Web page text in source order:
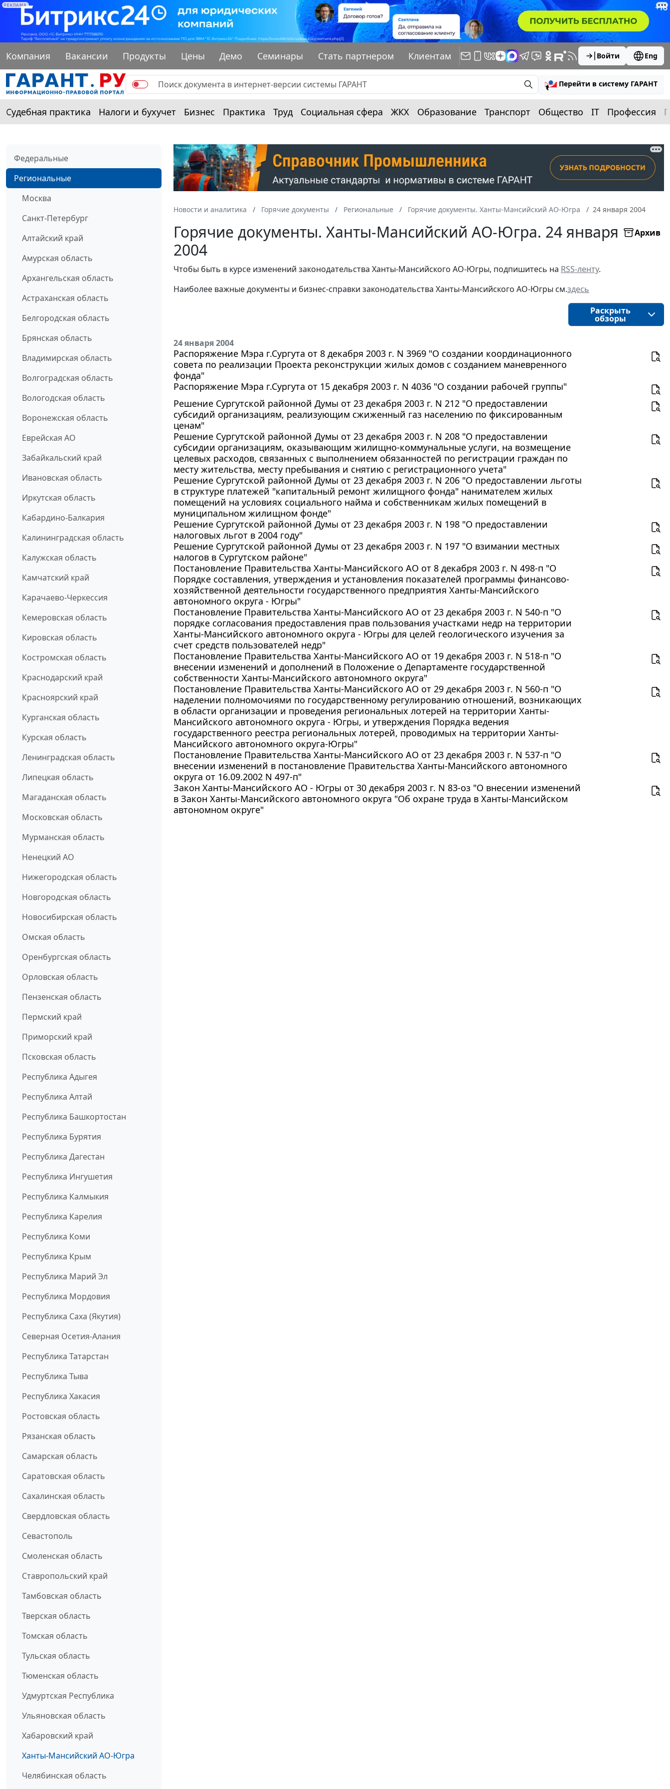
РЕКЛАМА
Компания Вакансии Продукты Цены Демо Семинары Стать партнером Клиентам Войти Eng
Перейти в систему ГАРАНТ
Судебная практика Налоги и бухучет Бизнес Практика Труд Социальная сфера ЖКХ Образование Транспорт Общество IT Профессия
Федеральные
Региональные
Москва
Санкт-Петербург
Алтайский край
Амурская область
Архангельская область
Астраханская область
Белгородская область
Брянская область
Владимирская область
Волгоградская область
Вологодская область
Воронежская область
Еврейская АО
Забайкальский край
Ивановская область
Иркутская область
Кабардино-Балкария
Калининградская область
Калужская область
Камчатский край
Карачаево-Черкессия
Кемеровская область
Кировская область
Костромская область
Краснодарский край
Красноярский край
Курганская область
Курская область
Ленинградская область
Липецкая область
Магаданская область
Московская область
Мурманская область
Ненецкий АО
Нижегородская область
Новгородская область
Новосибирская область
Омская область
Оренбургская область
Орловская область
Пензенская область
Пермский край
Приморский край
Псковская область
Республика Адыгея
Республика Алтай
Республика Башкортостан
Республика Бурятия
Республика Дагестан
Республика Ингушетия
Республика Калмыкия
Республика Карелия
Республика Коми
Республика Крым
Республика Марий Эл
Республика Мордовия
Республика Саха (Якутия)
Северная Осетия-Алания
Республика Татарстан
Республика Тыва
Республика Хакасия
Ростовская область
Рязанская область
Самарская область
Саратовская область
Сахалинская область
Свердловская область
Севастополь
Смоленская область
Ставропольский край
Тамбовская область
Тверская область
Томская область
Тульская область
Тюменская область
Удмуртская Республика
Ульяновская область
Хабаровский край
Ханты-Мансийский АО-Югра
Челябинская область
Новости и аналитика Горячие документы Региональные Горячие документы. Ханты-Мансийский АО-Югра 24 января 2004
Горячие документы. Ханты-Мансийский АО-Югра. 24 января
2004
Архив
Чтобы быть в курсе изменений законодательства Ханты-Мансийского АО-Югры, подпишитесь на RSS-ленту.
Наиболее важные документы и бизнес-справки законодательства Ханты-Мансийского АО-Югры см.здесь
Раскрыть
обзоры
24 января 2004
Распоряжение Мэра г.Сургута от 8 декабря 2003 г. N 3969 "О создании координационного
совета по реализации Проекта реконструкции жилых домов с созданием маневренного
фонда"
Распоряжение Мэра г.Сургута от 15 декабря 2003 г. N 4036 "О создании рабочей группы"
Решение Сургутской районной Думы от 23 декабря 2003 г. N 212 "О предоставлении
субсидий организациям, реализующим сжиженный газ населению по фиксированным
ценам"
Решение Сургутской районной Думы от 23 декабря 2003 г. N 208 "О предоставлении
субсидии организациям, оказывающим жилищно-коммунальные услуги, на возмещение
целевых расходов, связанных с выполнением обязанностей по регистрации граждан по
месту жительства, месту пребывания и снятию с регистрационного учета"
Решение Сургутской районной Думы от 23 декабря 2003 г. N 206 "О предоставлении льготы
в структуре платежей "капитальный ремонт жилищного фонда" нанимателем жилых
помещений на условиях социального найма и собственникам жилых помещений в
муниципальном жилищном фонде"
Решение Сургутской районной Думы от 23 декабря 2003 г. N 198 "О предоставлении
налоговых льгот в 2004 году"
Решение Сургутской районной Думы от 23 декабря 2003 г. N 197 "О взимании местных
налогов в Сургутском районе"
Постановление Правительства Ханты-Мансийского АО от 8 декабря 2003 г. N 498-п "О
Порядке составления, утверждения и установления показателей программы финансово-
хозяйственной деятельности государственного предприятия Ханты-Мансийского
автономного округа - Югры"
Постановление Правительства Ханты-Мансийского АО от 23 декабря 2003 г. N 540-п "О
порядке согласования предоставления прав пользования участками недр на территории
Ханты-Мансийского автономного округа - Югры для целей геологического изучения за
счет средств пользователей недр"
Постановление Правительства Ханты-Мансийского АО от 19 декабря 2003 г. N 518-п "О
внесении изменений и дополнений в Положение о Департаменте государственной
собственности Ханты-Мансийского автономного округа"
Постановление Правительства Ханты-Мансийского АО от 29 декабря 2003 г. N 560-п "О
наделении полномочиями по государственному регулированию отношений, возникающих
в области организации и проведения региональных лотерей на территории Ханты-
Мансийского автономного округа - Югры, и утверждения Порядка ведения
государственного реестра региональных лотерей, проводимых на территории Ханты-
Мансийского автономного округа-Югры"
Постановление Правительства Ханты-Мансийского АО от 23 декабря 2003 г. N 537-п "О
внесении изменений в постановление Правительства Ханты-Мансийского автономного
округа от 16.09.2002 N 497-п"
Закон Ханты-Мансийского АО - Югры от 30 декабря 2003 г. N 83-оз "О внесении изменений
в Закон Ханты-Мансийского автономного округа "Об охране труда в Ханты-Мансийском
автономном округе"